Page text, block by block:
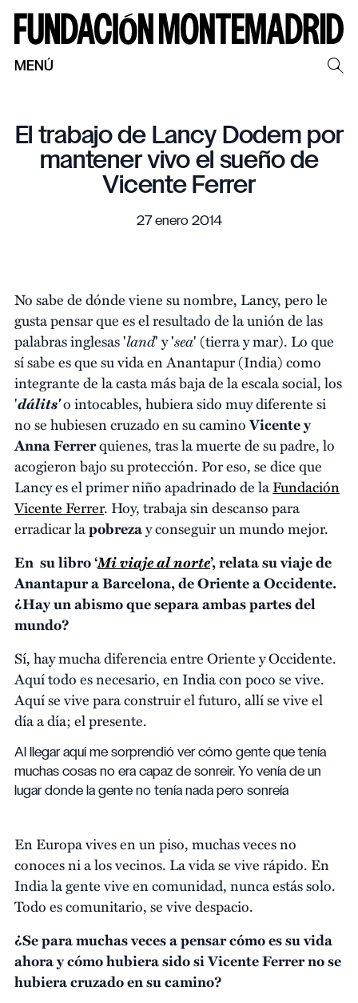
MENÚ
El trabajo de Lancy Dodem por
mantener vivo el sueño de
Vicente Ferrer
27 enero 2014
No sabe de dónde viene su nombre, Lancy, pero le
gusta pensar que es el resultado de la unión de las
palabras inglesas 'land' y 'sea' (tierra y mar). Lo que
sí sabe es que su vida en Anantapur (India) como
integrante de la casta más baja de la escala social, los
'dálits'o intocables, hubiera sido muy diferente si
no se hubiesen cruzado en su caminoVicente y
Anna Ferrerquienes, tras la muerte de su padre, lo
acogieron bajo su protección. Por eso, se dice que
Lancy es el primer niño apadrinado de laFundación
Vicente Ferrer. Hoy, trabaja sin descanso para
erradicar lapobrezay conseguir un mundo mejor.
En su libro ‘Mi viaje al norte’, relata su viaje de
Anantapur a Barcelona, de Oriente a Occidente.
¿Hay un abismo que separa ambas partes del
mundo?
Sí, hay mucha diferencia entre Oriente y Occidente.
Aquí todo es necesario, en India con poco se vive.
Aquí se vive para construir el futuro, allí se vive el
día a día; el presente.
Al llegar aquí me sorprendió ver cómo gente que tenía
muchas cosas no era capaz de sonreir. Yo venía de un
lugar donde la gente no tenía nada pero sonreía
En Europa vives en un piso, muchas veces no
conoces ni a los vecinos. La vida se vive rápido. En
India la gente vive en comunidad, nunca estás solo.
Todo es comunitario, se vive despacio.
¿Se para muchas veces a pensar cómo es su vida
ahora y cómo hubiera sido si Vicente Ferrer no se
hubiera cruzado en su camino?